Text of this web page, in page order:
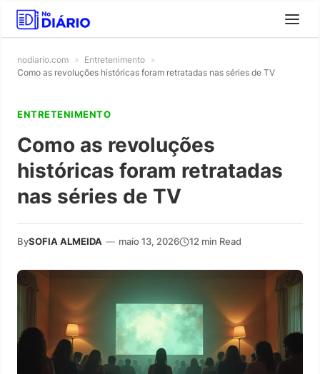
nodiario.com » Entretenimento »
Como as revoluções históricas foram retratadas nas séries de TV
ENTRETENIMENTO
Como as revoluções
históricas foram retratadas
nas séries de TV
BySOFIA ALMEIDA — maio 13, 2026 12 min Read